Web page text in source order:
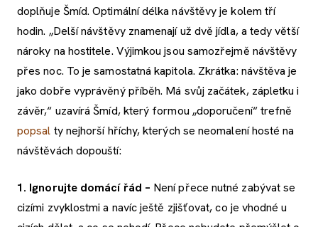
doplňuje Šmíd. Optimální délka návštěvy je kolem tří
hodin. „Delší návštěvy znamenají už dvě jídla, a tedy větší
nároky na hostitele. Výjimkou jsou samozřejmě návštěvy
přes noc. To je samostatná kapitola. Zkrátka: návštěva je
jako dobře vyprávěný příběh. Má svůj začátek, zápletku i
závěr,“ uzavírá Šmíd, který formou „doporučení“ trefně
popsal ty nejhorší hříchy, kterých se neomalení hosté na
návštěvách dopouští:
1. Ignorujte domácí řád – Není přece nutné zabývat se
cizími zvyklostmi a navíc ještě zjišťovat, co je vhodné u